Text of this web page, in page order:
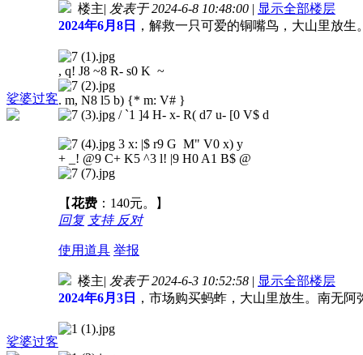
娑婆过客
楼主| 发表于 2024-6-8 10:48:00 | 显示全部楼层
2024年6月8日
，解救一只可爱的铜嘴鸟，大山里放生
, q! J8 ~8 R- s0 K ~
. m, N8 l5 b) {* m: V# }
/ `1 ]4 H- x- R( d7 u- [0 V$ d
3 x: |$ r9 G M" V0 x) y
+ _! @9 C+ K5 ^3 l! |9 H0 A1 B$ @
【花费 ：140元。】
回复 支持 反对
使用道具 举报
娑婆过客
楼主| 发表于 2024-6-3 10:52:58 | 显示全部楼层
2024年6月3日
，市场购买蚂蚱，大山里放生。南无阿